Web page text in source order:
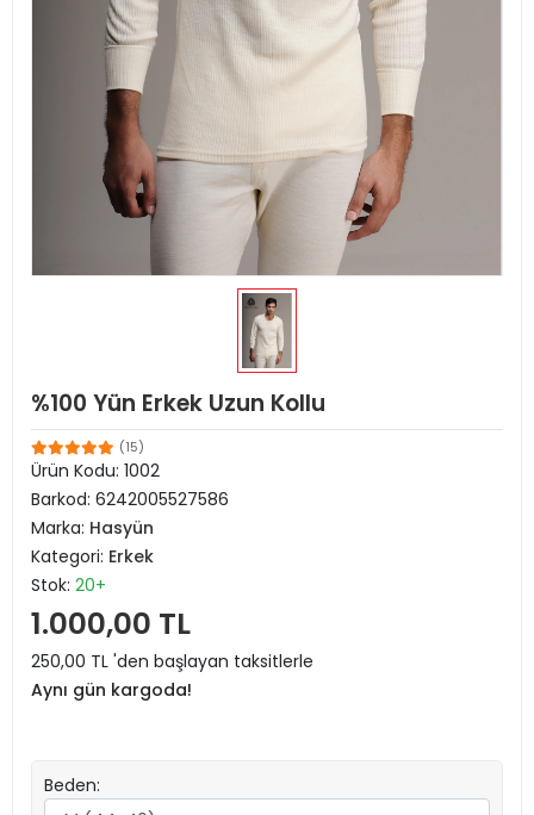
%100 Yün Erkek Uzun Kollu
(15)
Ürün Kodu: 1002
Barkod: 6242005527586
Marka: Hasyün
Kategori: Erkek
Stok: 20+
1.000,00 TL
250,00 TL 'den başlayan taksitlerle
Aynı gün kargoda!
Beden: